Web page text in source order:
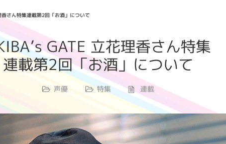
香さん特集連載第2回「お酒」について
GATE 立花理香さん特集
連載第2回「お酒」について
声優 特集 連載